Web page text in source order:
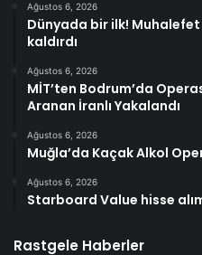
Ağustos 6, 2026
Dünyada bir ilk!
kaldırdı
Ağustos 6, 2026
MİT’ten Bodrum’da
Aranan İranlı Yakalandı
Ağustos 6, 2026
Muğla’da Kaçak Alkol
Ağustos 6, 2026
Starboard Value hisse
Rastgele Haberler